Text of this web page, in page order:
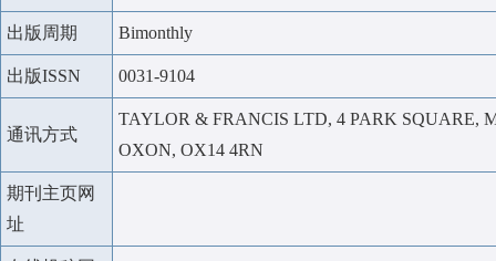
出版周期 Bimonthly
出版ISSN 0031-9104
通讯方式
TAYLOR & FRANCIS LTD, 4 PARK SQUARE,
OXON, OX14 4RN
期刊主页网
址